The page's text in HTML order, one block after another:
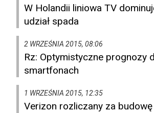
W Holandii liniowa TV
udział spada
2 WRZEŚNIA 2015, 08:06
Rz: Optymistyczne prognozy
smartfonach
1 WRZEŚNIA 2015, 12:35
Verizon rozliczany za